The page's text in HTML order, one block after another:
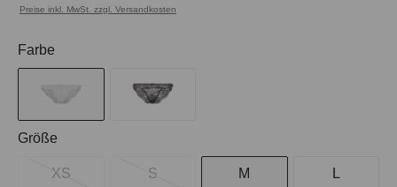
Preise inkl. MwSt. zzgl. Versandkosten
Farbe
Größe
XS S M L